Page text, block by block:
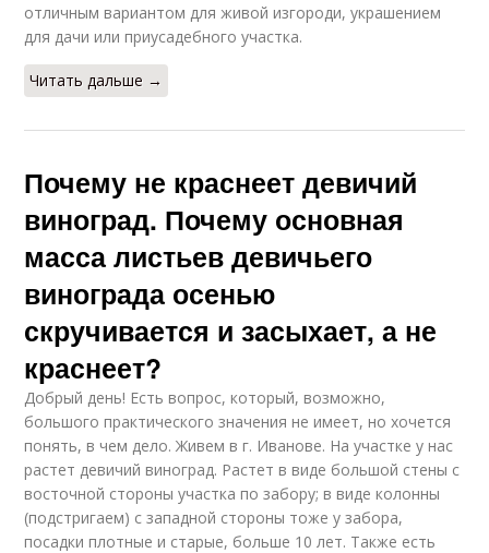
отличным вариантом для живой изгороди, украшением
для дачи или приусадебного участка.
Читать дальше →
Почему не краснеет девичий
виноград. Почему основная
масса листьев девичьего
винограда осенью
скручивается и засыхает, а не
краснеет?
Добрый день! Есть вопрос, который, возможно,
большого практического значения не имеет, но хочется
понять, в чем дело. Живем в г. Иванове. На участке у нас
растет девичий виноград. Растет в виде большой стены с
восточной стороны участка по забору; в виде колонны
(подстригаем) с западной стороны тоже у забора,
посадки плотные и старые, больше 10 лет. Также есть